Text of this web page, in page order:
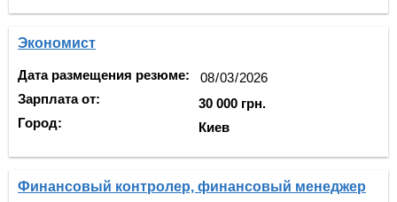
Экономист
Дата размещения резюме:
Зарплата от:
Город:
30 000 грн.
Киев
Финансовый контролер, финансовый менеджер